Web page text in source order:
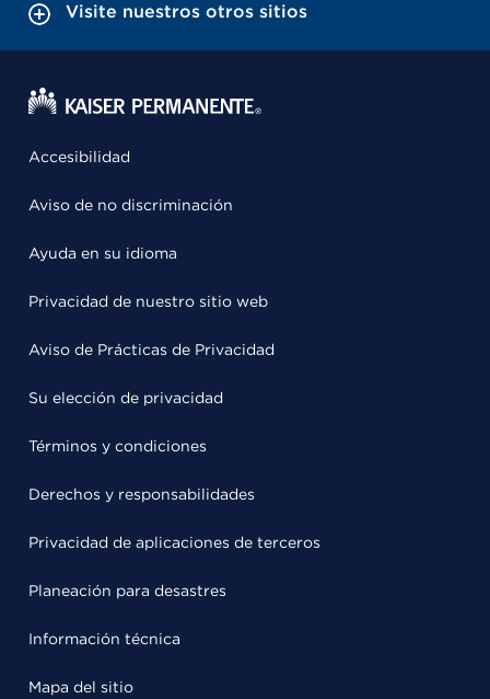
Visite nuestros otros sitios
Accesibilidad
Aviso de no discriminación
Ayuda en su idioma
Privacidad de nuestro sitio web
Aviso de Prácticas de Privacidad
Su elección de privacidad
Términos y condiciones
Derechos y responsabilidades
Privacidad de aplicaciones de terceros
Planeación para desastres
Información técnica
Mapa del sitio